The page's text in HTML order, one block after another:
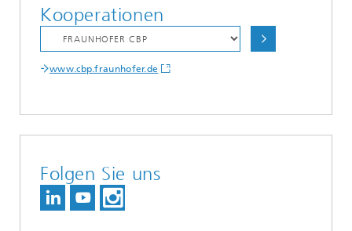
Kooperationen
www.cbp.fraunhofer.de
Folgen Sie uns